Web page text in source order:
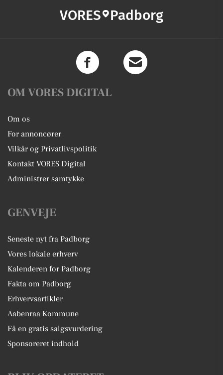
VORES Padborg
OM VORES DIGITAL
Om os
For annoncører
Vilkår og Privatlivspolitik
Kontakt VORES Digital
Administrer samtykke
GENVEJE
Seneste nyt fra Padborg
Vores lokale erhverv
Kalenderen for Padborg
Fakta om Padborg
Erhvervsartikler
Aabenraa Kommune
Få en gratis salgsvurdering
Sponsoreret indhold